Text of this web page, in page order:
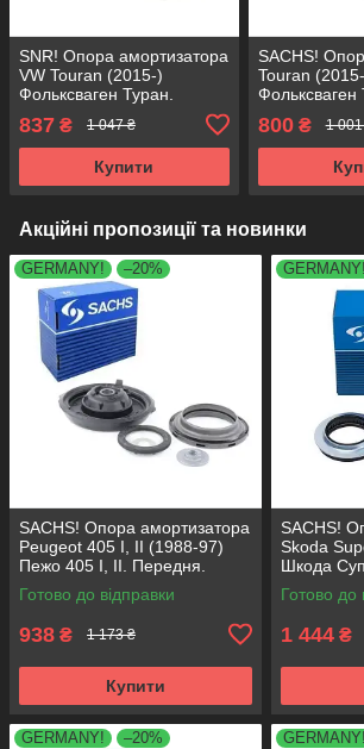
SNR! Опора амортизатора
VW Touran (2015-)
Фольксваген Туран.
Задня. 803010 , KB954.09
, KB954.08
837 ₴ 1 047 ₴
Купити
SACHS!
Touran
Фольксваген
Задня.
, KB954.08
800₴ 1
Акційні пропозиції та новинки
GERMANY! –20%
SACHS! Опора амортизатора
Peugeot 405 I, II (1988-97)
Пежо 405 I, II. Передня.
SM1553 , 803023 , KB659.36 ,
VKDA35336
Готово до відправки
938 ₴ 1 173 ₴
Купити
GERMANY!
SACHS!
Skoda
Шкода
803024 ,
Готово до
1 444 ₴
GERMANY! –20% GERMANY!